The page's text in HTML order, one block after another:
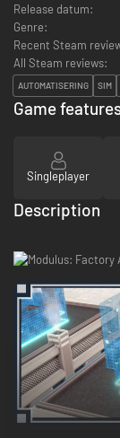
Release datum:
Genre:
Recent Steam
All Steam reviews:
AUTOMATISERING SIM
Game
Singleplayer
Description